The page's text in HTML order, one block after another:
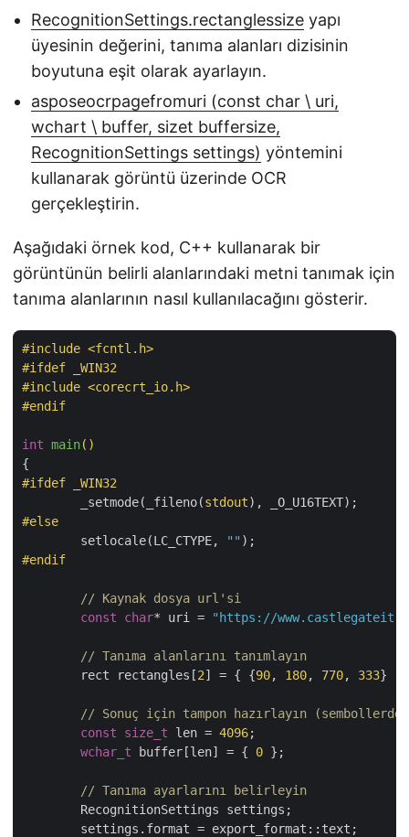
RecognitionSettings.rectanglessize yapı
üyesinin değerini, tanıma alanları dizisinin
boyutuna eşit olarak ayarlayın.
asposeocrpagefromuri (const char \ uri,
wchart \ buffer, sizet buffersize,
RecognitionSettings settings) yöntemini
kullanarak görüntü üzerinde OCR
gerçekleştirin.
Aşağıdaki örnek kod, C++ kullanarak bir
görüntünün belirli alanlarındaki metni tanımak için
tanıma alanlarının nasıl kullanılacağını gösterir.
#include <fcntl.h>
#ifdef _WIN32
#include <corecrt_io.h>
#endif
int main()
#ifdef _WIN32
	_setmode(_fileno(
stdout
#else
	setlocale(LC_CTYPE,
""
#endif
// Kaynak dosya url'si
const
char* uri = "https://
// Tanıma alanlarını tanımlayın
	rect rectangles[
2] = { {90, 180, 770, 333} ,
// Sonuç için tampon hazırlayın
const
size_t len = 4096;
wchar_t buffer[len] = { 0 };
// Tanıma ayarlarını belirleyin